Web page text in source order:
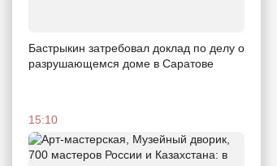
Бастрыкин затребовал доклад по делу о
разрушающемся доме в Саратове
15:10